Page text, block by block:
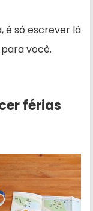
é só escrever lá
você.
férias